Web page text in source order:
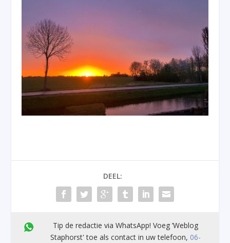
DEEL:
Tip de redactie via WhatsApp! Voeg ’Weblog
Staphorst' toe als contact in uw telefoon, 06-